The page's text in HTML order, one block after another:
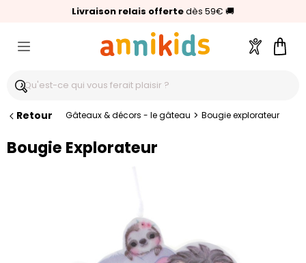
Livraison relais offertedès 59€ 🚚
🥇Palmarès Capital 2025 :Annikids N°1
⭐⭐⭐⭐⭐4,6/5(24 000 avis clients)
Compte
Retour Gâteaux & décors - le gâteau > Bougie explorateur
Bougie Explorateur